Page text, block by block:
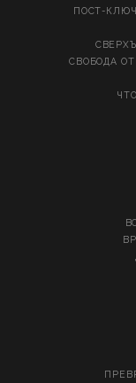
ПОСТ-
СВОБОДА